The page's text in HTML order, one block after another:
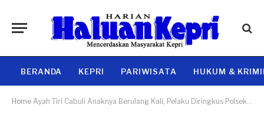
BERANDA KEPRI PARIWISATA HUKUM &
Home Ayah Tiri Cabuli Anaknya Berulang Kali, Pelaku Diringkus Polsek Sekupang